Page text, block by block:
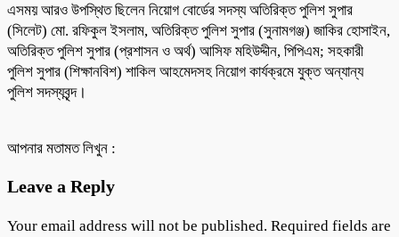
এসময় আরও উপস্থিত ছিলেন নিয়োগ বোর্ডের সদস্য অতিরিক্ত পুলিশ সুপার
(সিলেট) মো. রফিকুল ইসলাম, অতিরিক্ত পুলিশ সুপার (সুনামগঞ্জ) জাকির হোসাইন,
অতিরিক্ত পুলিশ সুপার (প্রশাসন ও অর্থ) আসিফ মহিউদ্দীন, পিপিএম; সহকারী
পুলিশ সুপার (শিক্ষানবিশ) শাকিল আহমেদসহ নিয়োগ কার্যক্রমে যুক্ত অন্যান্য
পুলিশ সদস্যবৃন্দ।
আপনার মতামত লিখুন :
Leave a Reply
Your email address will not be published. Required fields are